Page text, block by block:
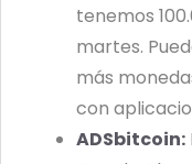
tenemos
martes.
más
con
ADSbitcoin: